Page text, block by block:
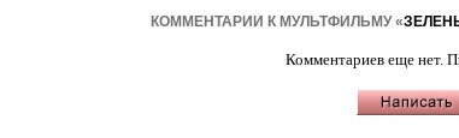
КОММЕНТАРИИ К МУЛЬТФИЛЬМУ «
Комментариев еще нет.